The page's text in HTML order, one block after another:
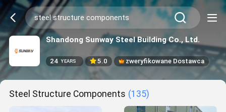
Shandong Sunway Steel Building Co., Ltd.
24 YEARS 5.0 zweryfikowane Dostawca
Steel Structure Components (135)